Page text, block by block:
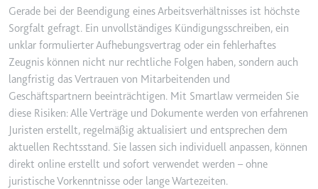
Gerade bei der Beendigung eines Arbeitsverhältnisses ist höchste
Sorgfalt gefragt. Ein unvollständiges Kündigungsschreiben, ein
unklar formulierter Aufhebungsvertrag oder ein fehlerhaftes
Zeugnis können nicht nur rechtliche Folgen haben, sondern auch
langfristig das Vertrauen von Mitarbeitenden und
Geschäftspartnern beeinträchtigen. Mit Smartlaw vermeiden Sie
diese Risiken: Alle Verträge und Dokumente werden von erfahrenen
Juristen erstellt, regelmäßig aktualisiert und entsprechen dem
aktuellen Rechtsstand. Sie lassen sich individuell anpassen, können
direkt online erstellt und sofort verwendet werden – ohne
juristische Vorkenntnisse oder lange Wartezeiten.